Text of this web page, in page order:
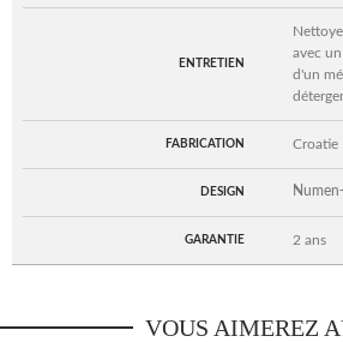
ENTRETIEN
avec
d'un
FABRICATION Croatie
DESIGN
GARANTIE 2 ans
VOUS AIMEREZ